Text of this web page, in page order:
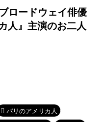
ロードウェイ俳優
人』主演のお二人
パリのアメリカ人